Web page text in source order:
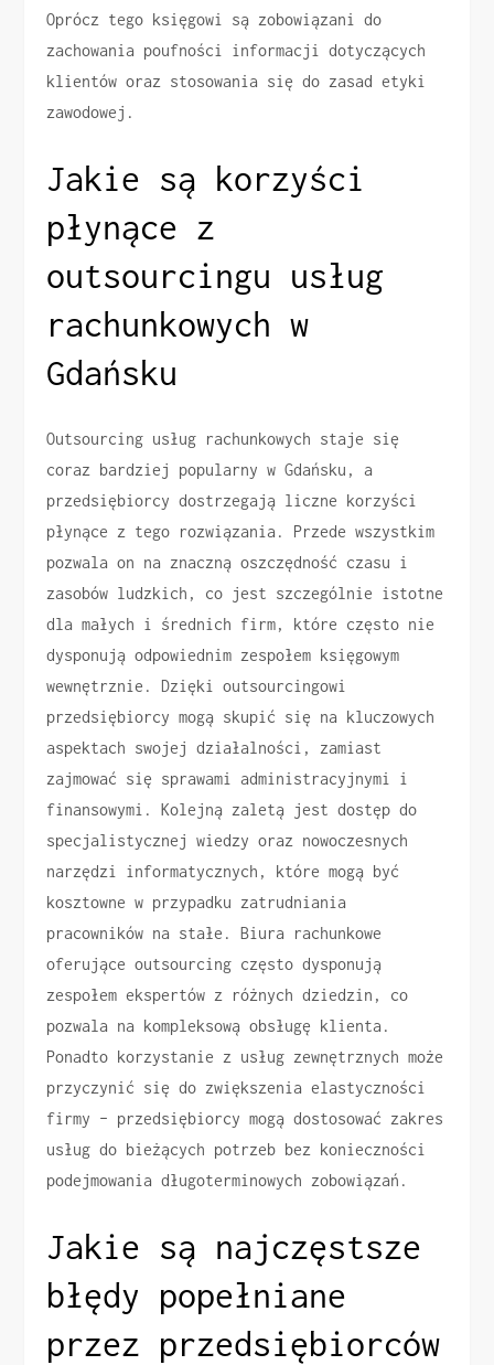
Oprócz tego księgowi są zobowiązani do
zachowania poufności informacji dotyczących
klientów oraz stosowania się do zasad etyki
zawodowej.
Jakie są korzyści
płynące z
outsourcingu usług
rachunkowych w
Gdańsku
Outsourcing usług rachunkowych staje się
coraz bardziej popularny w Gdańsku, a
przedsiębiorcy dostrzegają liczne korzyści
płynące z tego rozwiązania. Przede wszystkim
pozwala on na znaczną oszczędność czasu i
zasobów ludzkich, co jest szczególnie istotne
dla małych i średnich firm, które często nie
dysponują odpowiednim zespołem księgowym
wewnętrznie. Dzięki outsourcingowi
przedsiębiorcy mogą skupić się na kluczowych
aspektach swojej działalności, zamiast
zajmować się sprawami administracyjnymi i
finansowymi. Kolejną zaletą jest dostęp do
specjalistycznej wiedzy oraz nowoczesnych
narzędzi informatycznych, które mogą być
kosztowne w przypadku zatrudniania
pracowników na stałe. Biura rachunkowe
oferujące outsourcing często dysponują
zespołem ekspertów z różnych dziedzin, co
pozwala na kompleksową obsługę klienta.
Ponadto korzystanie z usług zewnętrznych może
przyczynić się do zwiększenia elastyczności
firmy – przedsiębiorcy mogą dostosować zakres
usług do bieżących potrzeb bez konieczności
podejmowania długoterminowych zobowiązań.
Jakie są najczęstsze
błędy popełniane
przez przedsiębiorców